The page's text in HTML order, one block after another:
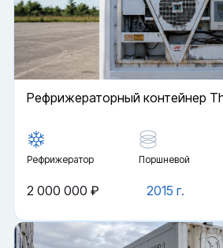
Рефрижераторный контейнер
Рефрижератор Поршневой
2015 г.
2 000 000 ₽